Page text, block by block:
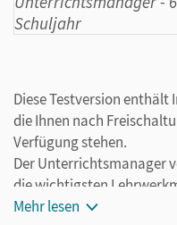
Diese Testversion
die Ihnen nach
Verfügung stehen.
Der Unterrichtsmanager
die wichtigsten
Ergänzt um hilfreiche
Mehr lesen